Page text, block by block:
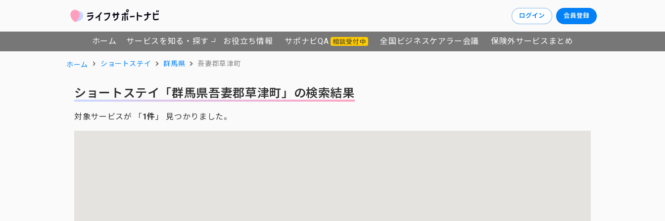
ログイン 会員登録
ホーム サービスを知る・探す お役立ち情報 サポナビQA 相談受付中 全国ビジネスケアラー会議 保険外サービスまとめ
ホーム ショートステイ 群馬県 吾妻郡草津町
ショートステイ 「群馬県吾妻郡草津町」の検索結果
対象サービスが 「1件 」 見つかりました。